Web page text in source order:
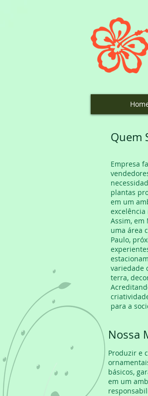
Quem
Empresa
plantas
em um
Assim, em
uma área
Paulo,
variedade
terra,
para a
Nossa
Produzir e
básicos,
em um